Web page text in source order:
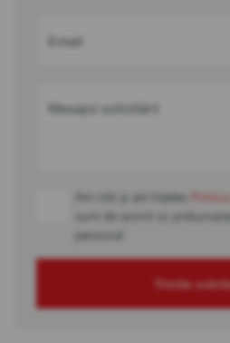
Email
Mesajul solicitării
Am citit și am înțeles
sunt de acord cu
personal
Trimite